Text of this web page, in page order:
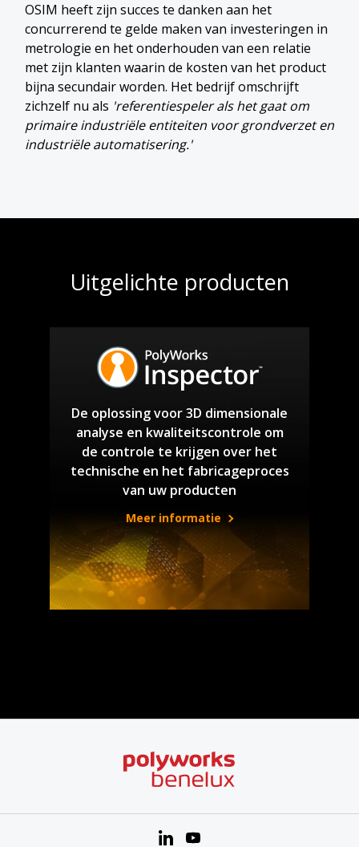
OSIM heeft zijn succes te danken aan het
concurrerend te gelde maken van investeringen in
metrologie en het onderhouden van een relatie
met zijn klanten waarin de kosten van het product
bijna secundair worden. Het bedrijf omschrijft
zichzelf nu als 'referentiespeler als het gaat om
primaire industriële entiteiten voor grondverzet en
industriële automatisering.'
Uitgelichte producten
De oplossing voor 3D dimensionale
analyse en kwaliteitscontrole om
de controle te krijgen over het
technische en het fabricageproces
van uw producten
Meer informatie